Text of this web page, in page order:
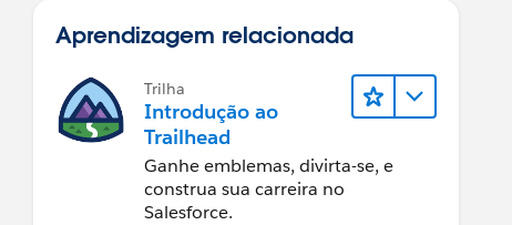
Aprendizagem relacionada
Trilha
Introdução ao
Trailhead
Ganhe emblemas, divirta-se, e
construa sua carreira no
Salesforce.